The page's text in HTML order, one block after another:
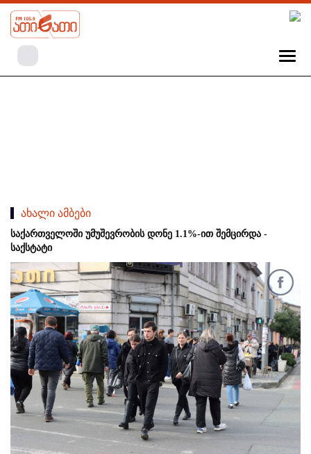
ახალი ამბები
საქართველოში უმუშევრობის დონე 1.1%-ით შემცირდა -
საქსტატი